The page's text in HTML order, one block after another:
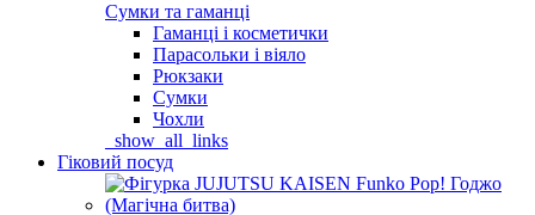
Сумки та гаманці
Гаманці і косметички
Парасольки і віяло
Рюкзаки
Сумки
Чохли
_show_all_links
Гіковий посуд